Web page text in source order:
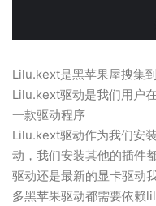
Lilu.kext是黑苹果屋搜集
Lilu.kext驱动是我们用户
一款驱动程序
Lilu.kext驱动作为我们安
动，我们安装其他的插件
驱动还是最新的显卡驱动
多黑苹果驱动都需要依赖